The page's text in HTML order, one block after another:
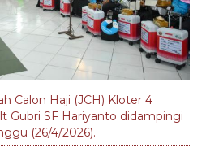
Calon Haji (JCH) Kloter 4
Gubri SF Hariyanto didampingi
(26/4/2026).